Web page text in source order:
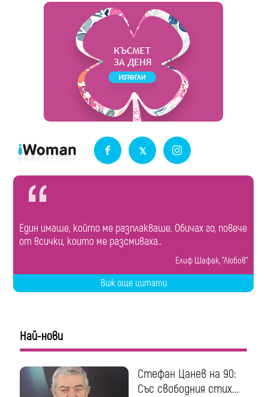
Един имаше, който ме разплакваше. Обичах го, повече
от всички, които ме разсмиваха..
Елиф Шафак, "Любов"
Виж още цитати
Най-нови
Стефан Цанев на 90:
Със свободния стих...